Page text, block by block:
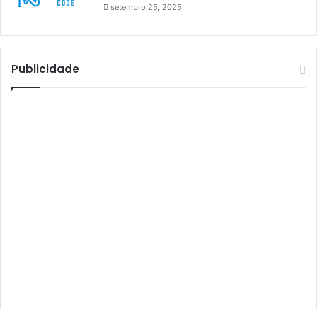
Athomics S3
Athomics T3
Atto
AttoNet
setembro 25, 2025
Publicidade